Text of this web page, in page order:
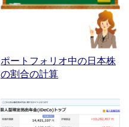
ポートフォリオ中の日本株
の割合の計算